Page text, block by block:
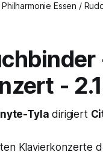
Philharmonie Essen /
-
Tyla dirigiert
Klavierkonzerte